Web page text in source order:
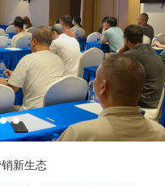
段法律风险...
训顺利举办
新生态